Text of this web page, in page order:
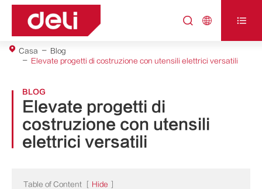
  
Casa
Blog
Elevate progetti di costruzione con utensili elettrici versatili
BLOG
Elevate progetti di
costruzione con utensili
elettrici versatili
Table of Content Hide